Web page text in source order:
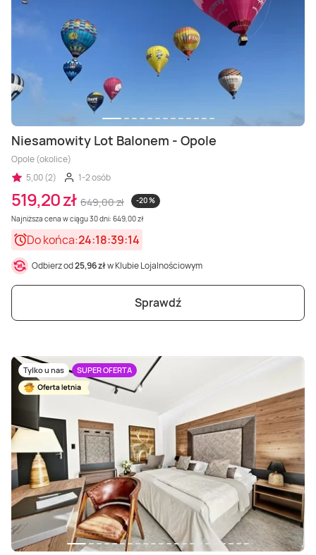
Niesamowity Lot Balonem - Opole
Opole (okolice)
5,00 (2)
1-2 osób
519,20 zł 649,00 zł
-20 %
Najniższa cena w ciągu 30 dni: 649,00 zł
Do końca:24:18:39:12
Odbierz od25,96 złw Klubie Lojalnościowym
Sprawdź
Tylko u nas SUPER OFERTA